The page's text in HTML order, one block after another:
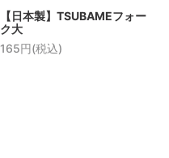
【日本製】TSUBAMEフォー
ク大
165円(税込)